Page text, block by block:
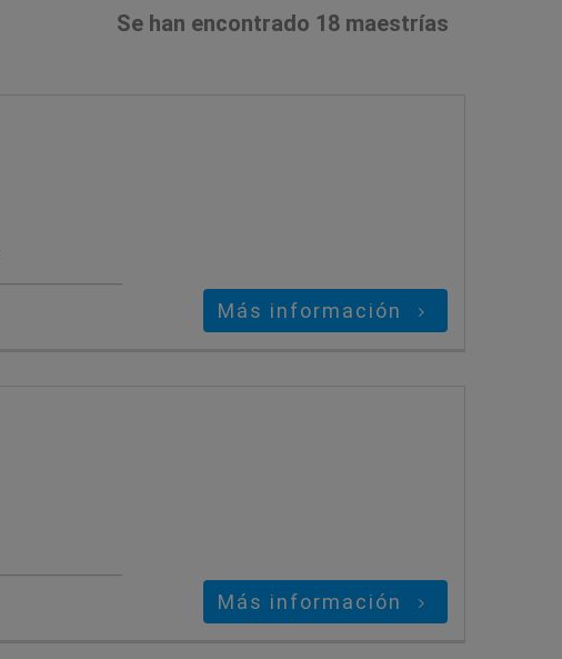
Se han encontrado 18 maestrías
Más información
Más información